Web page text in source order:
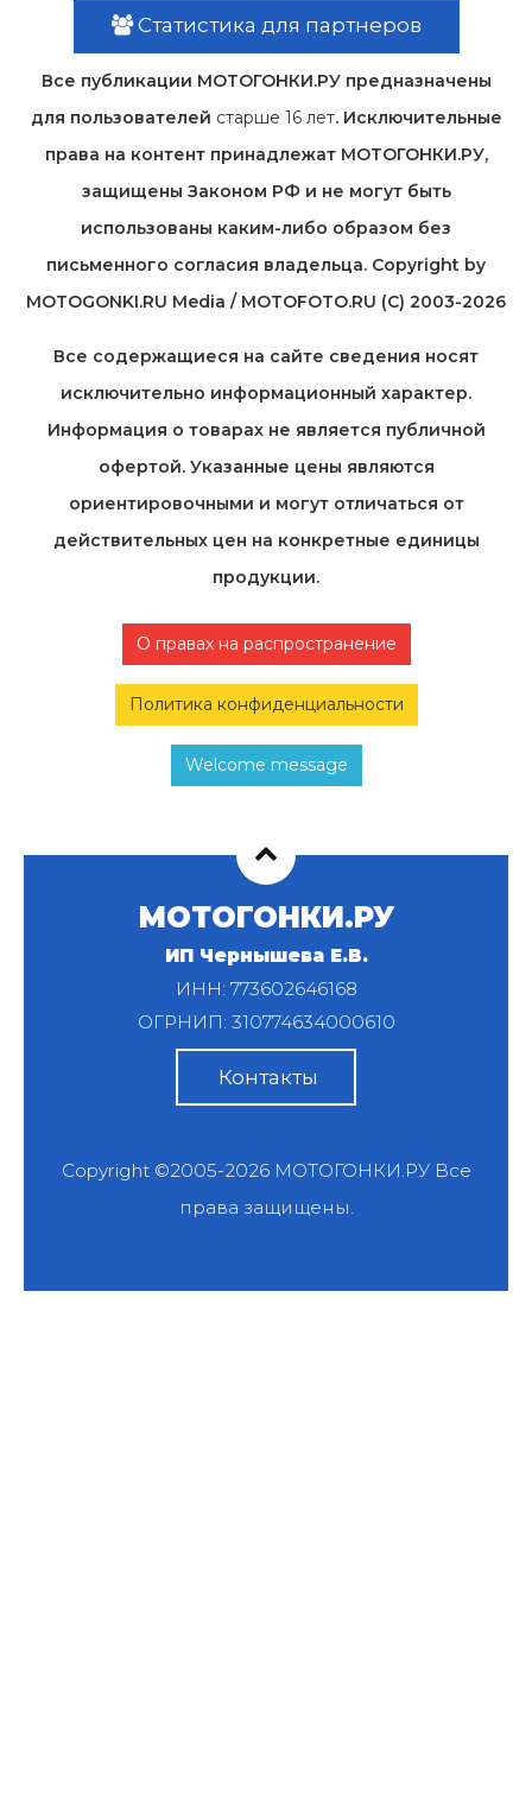
Статистика для партнеров
Все публикации МОТОГОНКИ.РУ предназначены
для пользователей старше 16 лет. Исключительные
права на контент принадлежат МОТОГОНКИ.РУ,
защищены Законом РФ и не могут быть
использованы каким-либо образом без
письменного согласия владельца. Copyright by
MOTOGONKI.RU Media / MOTOFOTO.RU (C) 2003-2026
Все содержащиеся на cайте сведения носят
исключительно информационный характер.
Информация о товарах не является публичной
офертой. Указанные цены являются
ориентировочными и могут отличаться от
действительных цен на конкретные единицы
продукции.
О правах на распространение
Политика конфиденциальности
Welcome message
МОТОГОНКИ.РУ
ИП Чернышева Е.В.
ИНН: 773602646168
ОГРНИП: 310774634000610
Контакты
Copyright ©2005-2026 МОТОГОНКИ.РУВсе
права защищены.